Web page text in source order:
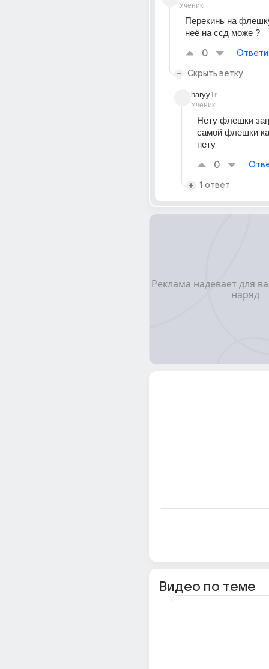
Ученик
Перекинь на
неё на ссд може ?
0
Скрыть ветку
haryy
Ученик
1г
Нету флешки
самой флешки
нету
0
1 ответ
Видео по теме